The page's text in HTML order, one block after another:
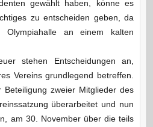
gewählt haben, könne es
zu entscheiden geben, da
an einem kalten
stehen Entscheidungen an,
Vereins grundlegend betreffen.
Beteiligung zweier Mitglieder des
überarbeitet und nun
am 30. November über die teils